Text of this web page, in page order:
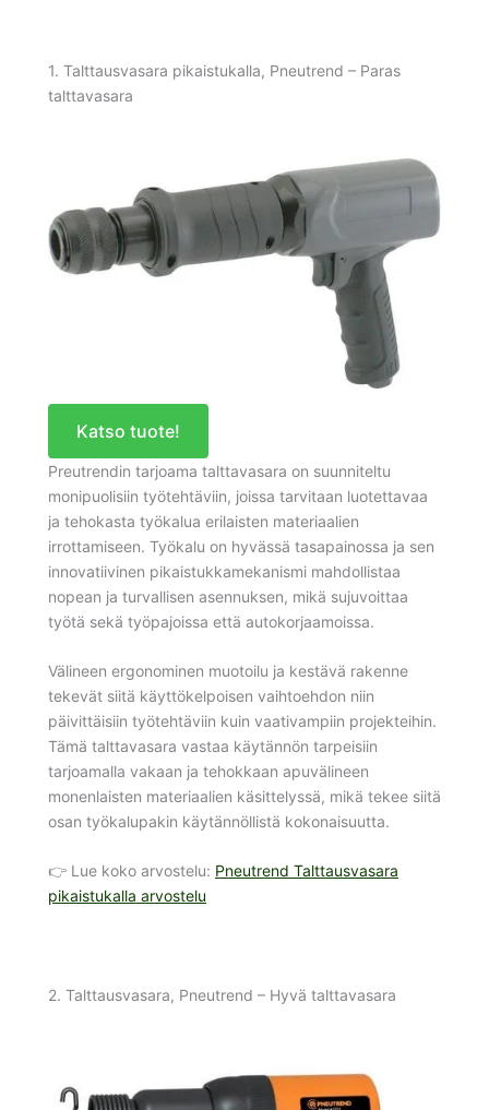
1. Talttausvasara pikaistukalla, Pneutrend – Paras
talttavasara
Katso tuote!
Preutrendin tarjoama talttavasara on suunniteltu
monipuolisiin työtehtäviin, joissa tarvitaan luotettavaa
ja tehokasta työkalua erilaisten materiaalien
irrottamiseen. Työkalu on hyvässä tasapainossa ja sen
innovatiivinen pikaistukkamekanismi mahdollistaa
nopean ja turvallisen asennuksen, mikä sujuvoittaa
työtä sekä työpajoissa että autokorjaamoissa.
Välineen ergonominen muotoilu ja kestävä rakenne
tekevät siitä käyttökelpoisen vaihtoehdon niin
päivittäisiin työtehtäviin kuin vaativampiin projekteihin.
Tämä talttavasara vastaa käytännön tarpeisiin
tarjoamalla vakaan ja tehokkaan apuvälineen
monenlaisten materiaalien käsittelyssä, mikä tekee siitä
osan työkalupakin käytännöllistä kokonaisuutta.
👉 Lue koko arvostelu: Pneutrend Talttausvasara
pikaistukalla arvostelu
2. Talttausvasara, Pneutrend – Hyvä talttavasara